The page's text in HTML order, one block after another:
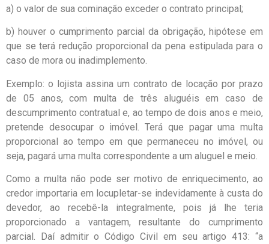
a) o valor de sua cominação exceder o contrato principal;
b) houver o cumprimento parcial da obrigação, hipótese em
que se terá redução proporcional da pena estipulada para o
caso de mora ou inadimplemento.
Exemplo: o lojista assina um contrato de locação por prazo
de 05 anos, com multa de três aluguéis em caso de
descumprimento contratual e, ao tempo de dois anos e meio,
pretende desocupar o imóvel. Terá que pagar uma multa
proporcional ao tempo em que permaneceu no imóvel, ou
seja, pagará uma multa correspondente a um aluguel e meio.
Como a multa não pode ser motivo de enriquecimento, ao
credor importaria em locupletar-se indevidamente à custa do
devedor, ao recebê-la integralmente, pois já lhe teria
proporcionado a vantagem, resultante do cumprimento
parcial. Daí admitir o Código Civil em seu artigo 413: “a